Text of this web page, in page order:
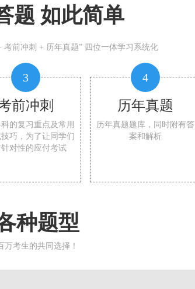
题 如此简单
考前冲刺 + 历年真题” 四位一体学习系统化
3
前冲刺
的复习重点及常用
巧，为了让同学们
针对性的应付考试
4
历年真题
历年真题题库，同时附有答
案和解析
种题型
万考生的共同选择！